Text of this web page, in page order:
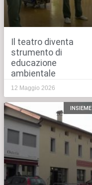
Il teatro diventa
strumento di
educazione
ambientale
12 Maggio 2026
INSIEME